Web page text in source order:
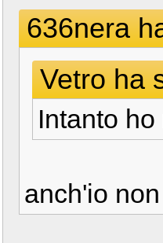
636nera
Vetro ha
Intanto
anch'io